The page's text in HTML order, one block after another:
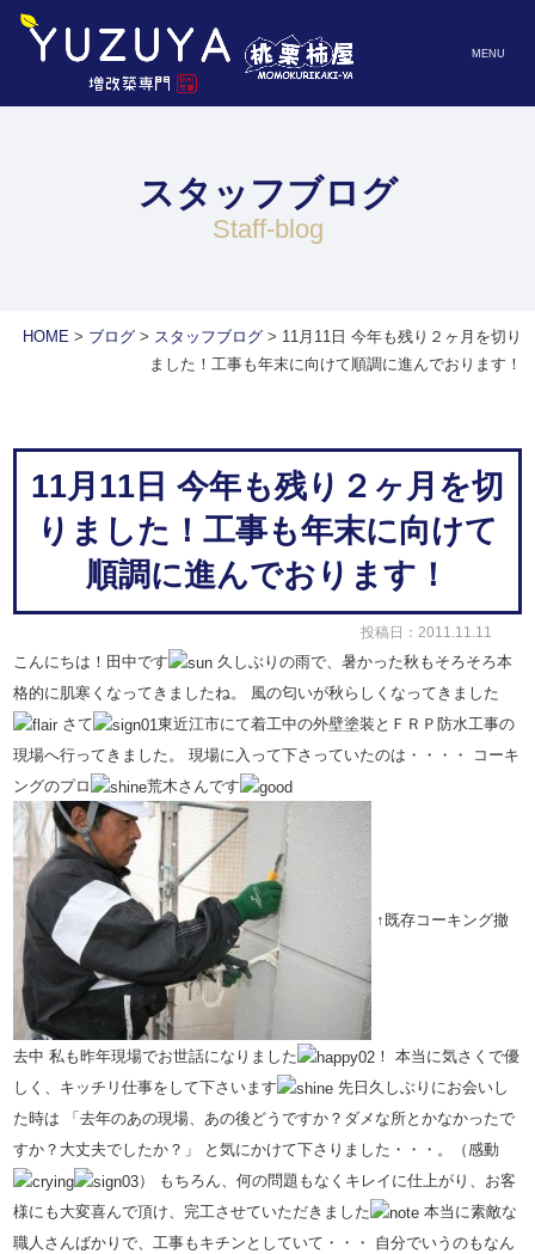
MENU
スタッフブログ
staff-blog
HOME> ブログ> スタッフブログ> 11月11日 今年も残り２ヶ月を切り
ました！工事も年末に向けて順調に進んでおります！
11月11日 今年も残り２ヶ月を切
りました！工事も年末に向けて
順調に進んでおります！
投稿日：2011.11.11
こんにちは！田中です
久しぶりの雨で、暑かった秋もそろそろ本
格的に肌寒くなってきましたね。
風の匂いが秋らしくなってきました
さて
東近江市にて着工中の外壁塗装とＦＲＰ防水工事の
現場へ行ってきました。
現場に入って下さっていたのは・・・・
コーキ
ングのプロ
荒木さんです
↑既存コーキング撤
去中 私も昨年現場でお世話になりました ！
本当に気さくで優
しく、キッチリ仕事をして下さいます
先日久しぶりにお会いし
た時は
「去年のあの現場、あの後どうですか？ダメな所とかなかったで
すか？大丈夫でしたか？」
と気にかけて下さりました・・・。（感動
）
もちろん、何の問題もなくキレイに仕上がり、お客
様にも大変喜んで頂け、完工させていただきました
本当に素敵な
職人さんばかりで、工事もキチンとしていて・・・
自分でいうのもなん